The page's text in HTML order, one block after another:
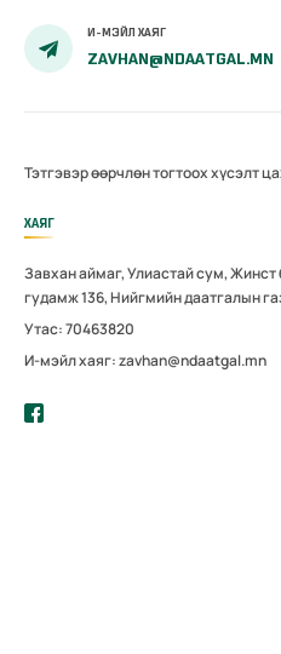
И-МЭЙЛ ХАЯГ
ZAVHAN@NDAATGAL.MN
Тэтгэвэр өөрчлөн тогтоох хүсэлт
ХАЯГ
Завхан аймаг, Улиастай сум, Жинст
гудамж 136, Нийгмийн даатгалын
Утас: 70463820
И-мэйл хаяг: zavhan@ndaatgal.mn